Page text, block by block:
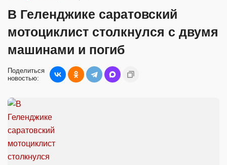
В Геленджике саратовский
мотоциклист столкнулся с двумя
машинами и погиб
Поделиться
новостью: